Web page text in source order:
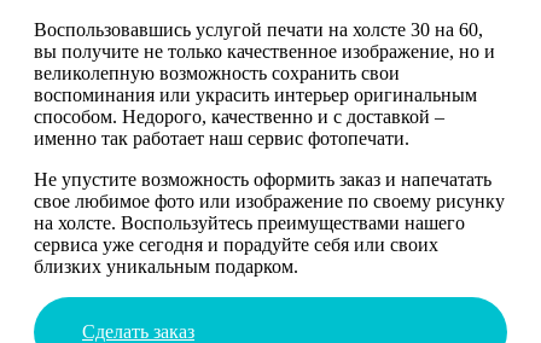
Воспользовавшись услугой печати на холсте 30 на 60,
вы получите не только качественное изображение, но и
великолепную возможность сохранить свои
воспоминания или украсить интерьер оригинальным
способом. Недорого, качественно и с доставкой –
именно так работает наш сервис фотопечати.
Не упустите возможность оформить заказ и напечатать
свое любимое фото или изображение по своему рисунку
на холсте. Воспользуйтесь преимуществами нашего
сервиса уже сегодня и порадуйте себя или своих
близких уникальным подарком.
Сделать заказ